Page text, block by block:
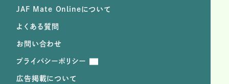
JAF Mate Onlineについて
よくある質問
お問い合わせ
プライバシーポリシー
広告掲載について